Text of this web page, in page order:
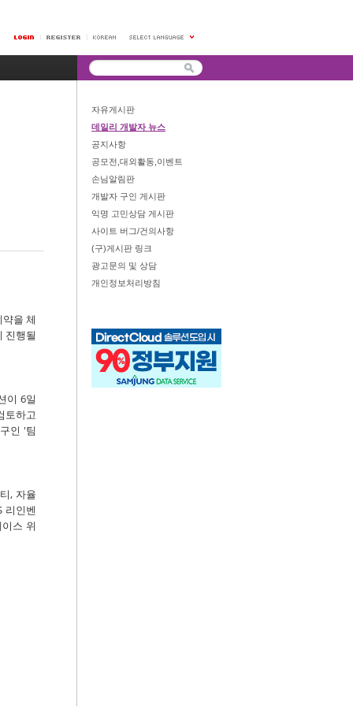
을 체
진행될
이 6일
토하고
인 '팀
, 자율
리인벤
스 위
자유게시판
데일리 개발자 뉴스
공지사항
공모전,대외활동,이벤트
손님알림판
개발자 구인 게시판
익명 고민상담 게시판
사이트 버그/건의사항
(구)게시판 링크
광고문의 및 상담
개인정보처리방침